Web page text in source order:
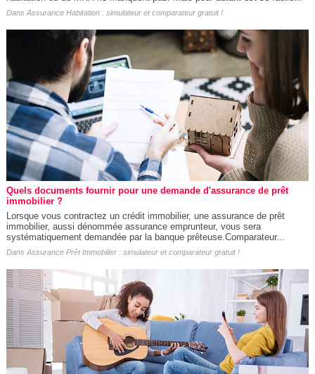
Dans Assurance Habitation : simulateur et comparateur gratuit !
Quels documents fournir pour une demande d'assurance de prêt
immobilier ?
Lorsque vous contractez un crédit immobilier, une assurance de prêt
immobilier, aussi dénommée assurance emprunteur, vous sera
systématiquement demandée par la banque prêteuse.Comparateur...
Dans Assurance Prêt Immobilier : simulateur et comparateur gratuit !